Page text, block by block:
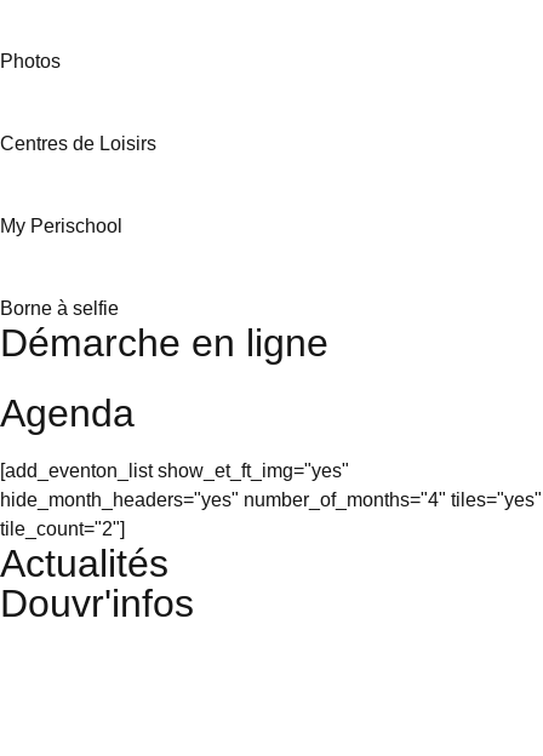
Photos
Centres de Loisirs
My Perischool
Borne à selfie
Démarche en ligne
Agenda
[add_eventon_list show_et_ft_img="yes"
hide_month_headers="yes" number_of_months="4" tiles="yes"
tile_count="2"]
Actualités
Douvr'infos